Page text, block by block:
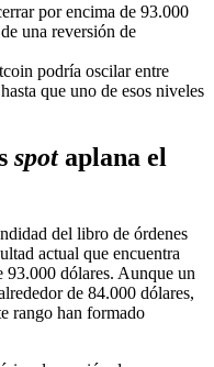
por encima de 93.000
una reversión de
podría oscilar entre
que uno de esos niveles
spotaplana el
del libro de órdenes
actual que encuentra
dólares. Aunque un
de 84.000 dólares,
rango han formado